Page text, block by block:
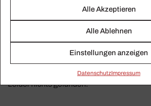
Alle Akzeptieren
Alle Ablehnen
Einstellungen anzeigen
Daten­schutzImpressum
Leider nichts gefunden.